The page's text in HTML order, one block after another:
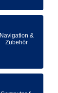
Navigation &
Zubehör